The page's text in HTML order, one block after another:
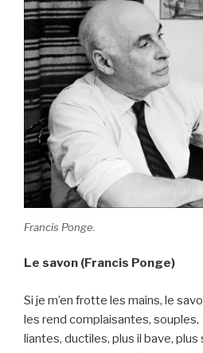
Francis Ponge.
Le savon (Francis Ponge)
Si je m’en frotte les mains, le
les rend complaisantes, souples,
liantes, ductiles, plus il bave,